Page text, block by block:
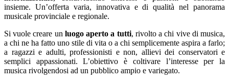
insieme. Un’offerta varia, innovativa e di qualità nel panorama
musicale provinciale e regionale.
Si vuole creare un luogo aperto a tutti, rivolto a chi vive di musica,
a chi ne ha fatto uno stile di vita o a chi semplicemente aspira a farlo;
a ragazzi e adulti, professionisti e non, allievi dei conservatori e
semplici appassionati. L’obiettivo è coltivare l’interesse per la
musica rivolgendosi ad un pubblico ampio e variegato.